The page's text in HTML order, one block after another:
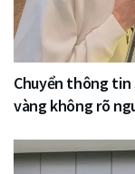
Chuyển thông tin
vàng không rõ